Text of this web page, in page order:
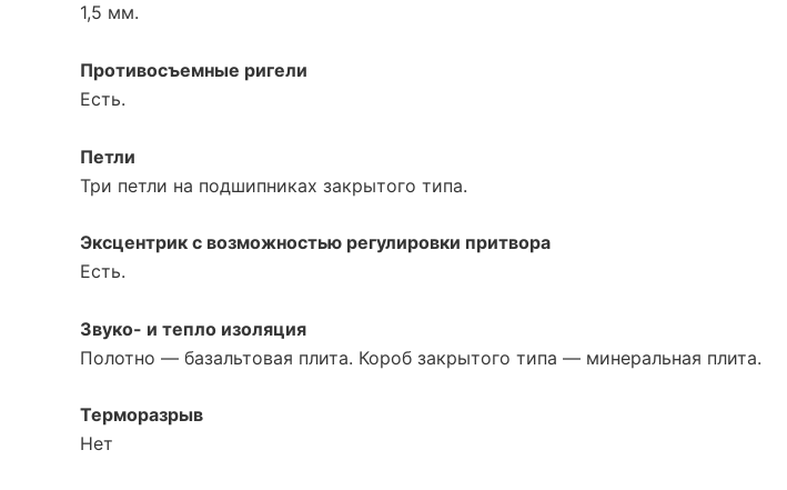
1,5 мм.
Противосъемные ригели
Есть.
Петли
Три петли на подшипниках закрытого типа.
Эксцентрик с возможностью регулировки притвора
Есть.
Звуко- и тепло изоляция
Полотно — базальтовая плита. Короб закрытого типа — минеральная плита.
Терморазрыв
Нет